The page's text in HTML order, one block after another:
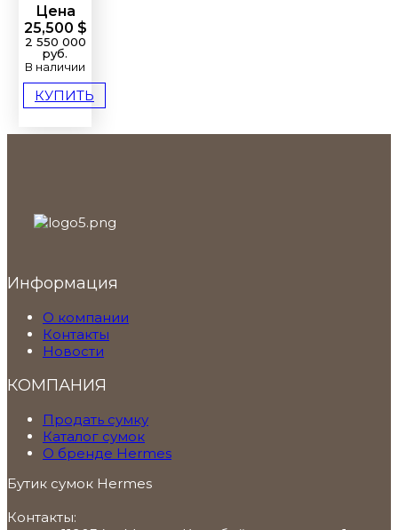
Цена
25,500 $
2 550 000
руб.
В наличии
КУПИТЬ
Информация
О компании
Контакты
Новости
КОМПАНИЯ
Продать сумку
Каталог сумок
О бренде Hermes
Бутик сумок Hermes
Контакты: